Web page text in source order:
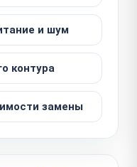
и шум
контура
замены